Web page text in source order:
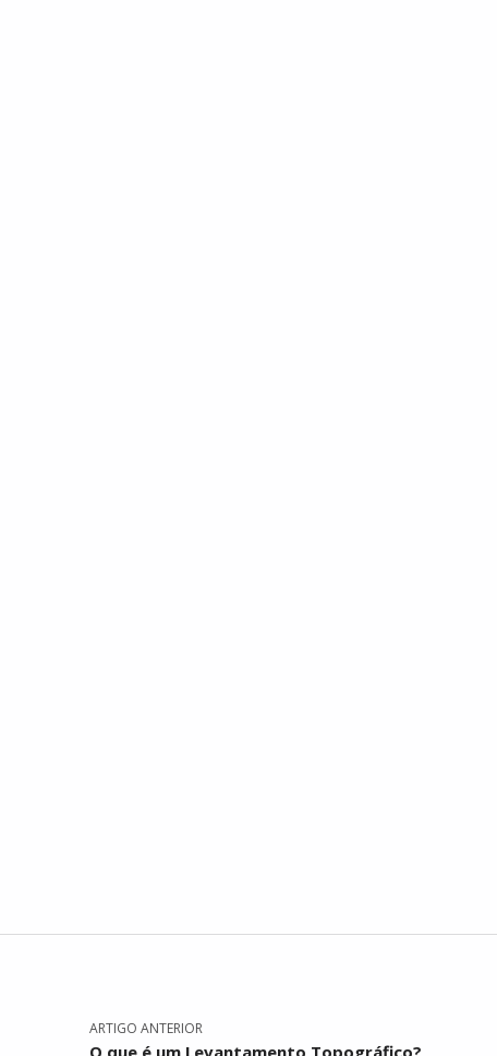
Skip back to main navigation
Navegação de artigos
ARTIGO ANTERIOR